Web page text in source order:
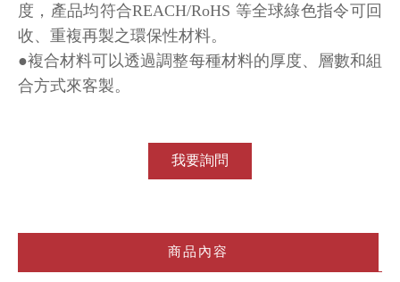
度，產品均符合REACH/RoHS 等全球綠色指令可回
收、重複再製之環保性材料。
●複合材料可以透過調整每種材料的厚度、層數和組
合方式來客製。
我要詢問
商品內容